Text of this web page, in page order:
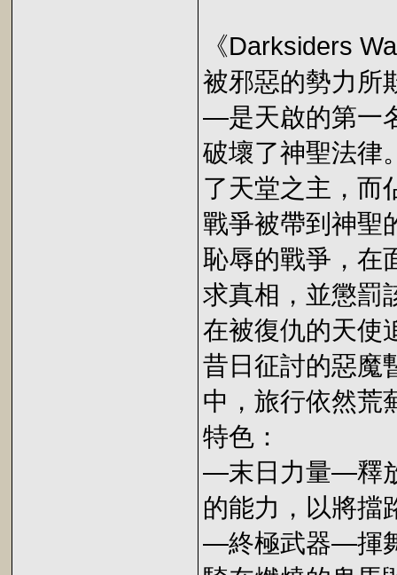
《Darksiders
被邪惡的勢力所
—是天啟的第一
破壞了神聖法律
了天堂之主，而
戰爭被帶到神聖
恥辱的戰爭，在
求真相，並懲罰
在被復仇的天使
昔日征討的惡魔
中，旅行依然荒
特色：
—末日力量—釋
的能力，以將擋
—終極武器—揮